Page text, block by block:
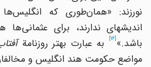
نورزند: «همان‌طوری که انگلیس‌ها
باشد.» به عبارت بهتر روزنامةآفتاب
مواضع حکومت هند انگلیس و